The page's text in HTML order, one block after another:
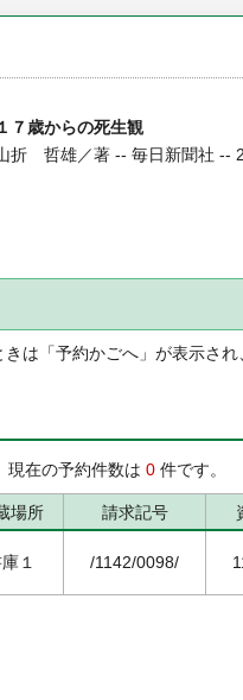
７歳からの死生観
折 哲雄／著 -- 毎日新聞社 --
は「予約かごへ」が表示され
現在の予約件数は 0 件です。
場所 請求記号
１ /1142/0098/